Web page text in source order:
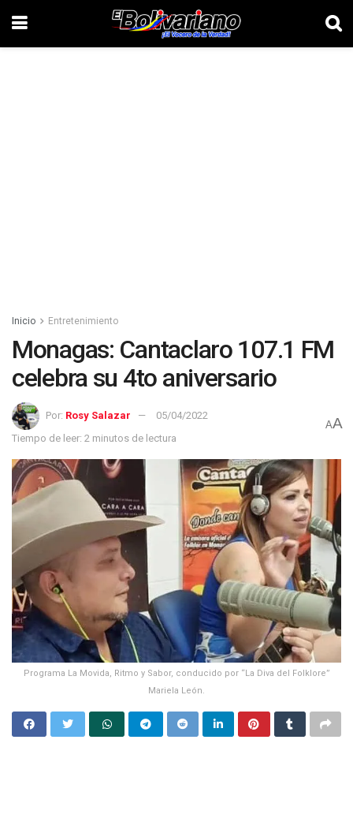
Inicio Entretenimiento
Monagas: Cantaclaro 107.1 FM
celebra su 4to aniversario
Por: Rosy Salazar
05/04/2022
Tiempo de leer: 2 minutos de lectura
AA
Programa La Movida, Ritmo y Sabor, conducido por “La Diva del Folklore”
Mariela León.